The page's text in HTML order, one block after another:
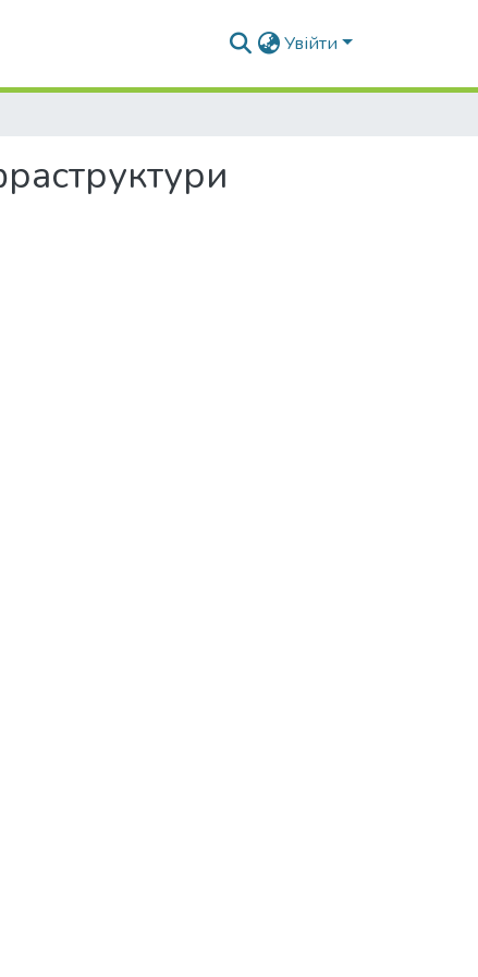
Увійти